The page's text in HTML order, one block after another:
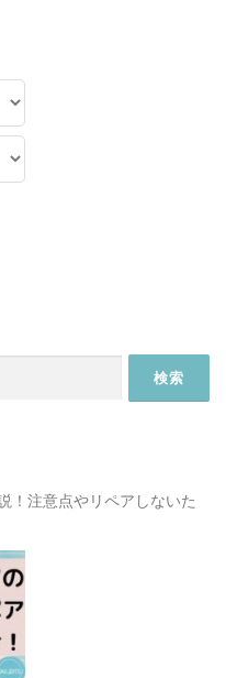
！注意点やリペアしないた